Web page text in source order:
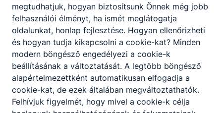
A SZAKKÉPZETTSÉGGEL RENDELKEZŐ
A REHABLITIÁCIÓS TERAPEUTA
GYÓGYMASSZŐR SZAKKÉPZETTSÉGGEL
RENDELKEZŐ
gyógymasszázst és iszapkezeléseket
alkalmaz;
különböző hőmérsékletű, kiterjedésű
megtudhatjuk, hogyan biztosítsunk Önnek még jobb
felhasználói élményt, ha ismét meglátogatja
oldalunkat, honlap fejlesztése. Hogyan ellenőrizheti
és hogyan tudja kikapcsolni a cookie-kat? Minden
modern böngésző engedélyezi a cookie-k
beállításának a változtatását. A legtöbb böngésző
alapértelmezettként automatikusan elfogadja a
cookie-kat, de ezek általában megváltoztathatók.
Felhívjuk figyelmét, hogy mivel a cookie-k célja